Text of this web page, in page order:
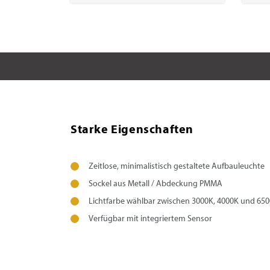
Starke Eigenschaften
Zeitlose, minimalistisch gestaltete Aufbauleuchte
Sockel aus Metall / Abdeckung PMMA
Lichtfarbe wählbar zwischen 3000K, 4000K und
Verfügbar mit integriertem Sensor